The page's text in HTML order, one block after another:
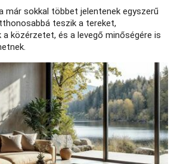
már sokkal többet jelentenek egyszerű
teszik a tereket,
közérzetet, és a levegő minőségére is